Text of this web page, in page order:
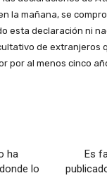
la mañana, se
esta declaración ni
de extranjeros
por al menos cinco
ha
lo
Es